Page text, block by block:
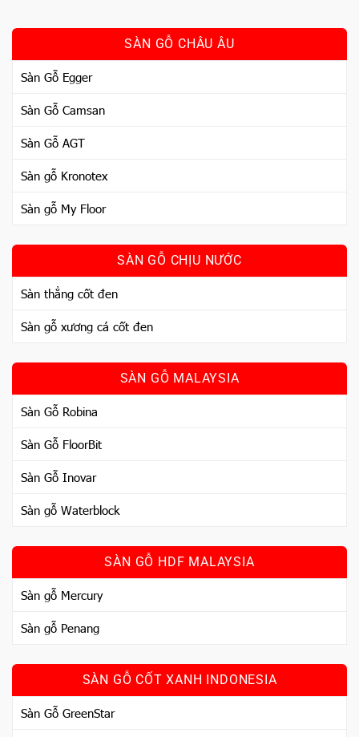
SÀN GỖ CHÂU ÂU
Sàn Gỗ Egger
Sàn Gỗ Camsan
Sàn Gỗ AGT
Sàn gỗ Kronotex
Sàn gỗ My Floor
SÀN GỖ CHỊU NƯỚC
Sàn thẳng cốt đen
Sàn gỗ xương cá cốt đen
SÀN GỖ MALAYSIA
Sàn Gỗ Robina
Sàn Gỗ FloorBit
Sàn Gỗ Inovar
Sàn gỗ Waterblock
SÀN GỖ HDF MALAYSIA
Sàn gỗ Mercury
Sàn gỗ Penang
SÀN GỖ CỐT XANH INDONESIA
Sàn Gỗ GreenStar